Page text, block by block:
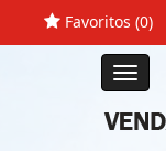
Favoritos (0)